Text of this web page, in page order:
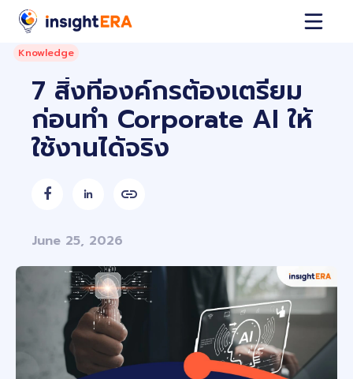
Knowledge
7 สิ่งที่องค์กรต้องเตรียม
ก่อนทำ Corporate AI ให้
ใช้งานได้จริง
 
June 25, 2026